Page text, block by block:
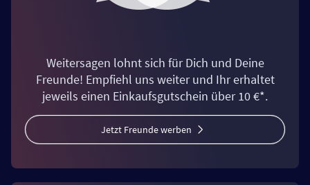
Weitersagen lohnt sich für Dich und Deine
Freunde! Empfiehl uns weiter und Ihr erhaltet
jeweils einen Einkaufsgutschein über 10 €*.
Jetzt Freunde werben